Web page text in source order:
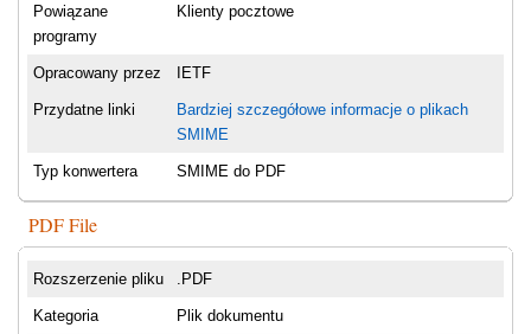
Powiązane
programy
Klienty pocztowe
Opracowany przez IETF
Przydatne linki
Bardziej szczegółowe informacje o plikach
SMIME
Typ konwertera SMIME do PDF
PDF File
Rozszerzenie pliku .PDF
Kategoria Plik dokumentu